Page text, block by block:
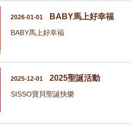
2026-01-01 BABY馬上好幸福
BABY馬上好幸福
2025-12-01 2025聖誕活動
SISSO寶貝聖誕快樂